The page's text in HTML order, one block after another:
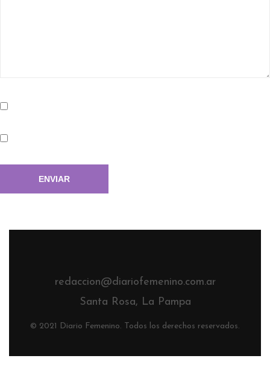
redaccion@diariofemenino.com.ar
Santa Rosa, La Pampa
© 2021 Diario Femenino. Todos los derechos reservados.